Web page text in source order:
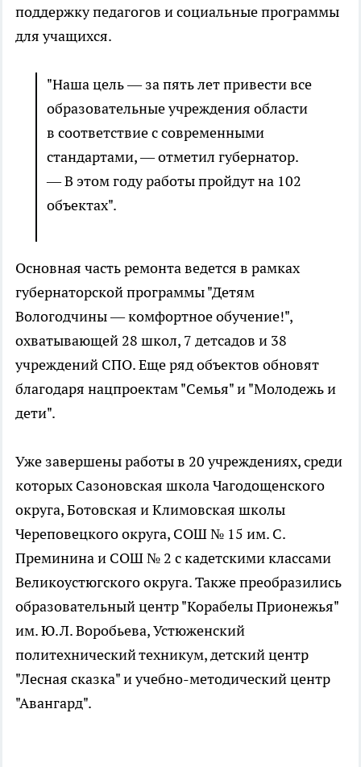
поддержку педагогов и социальные программы
для учащихся.
"Наша цель — за пять лет привести все
образовательные учреждения области
в соответствие с современными
стандартами, — отметил губернатор.
— В этом году работы пройдут на 102
объектах".
Основная часть ремонта ведется в рамках
губернаторской программы "Детям
Вологодчины — комфортное обучение!",
охватывающей 28 школ, 7 детсадов и 38
учреждений СПО. Еще ряд объектов обновят
благодаря нацпроектам "Семья" и "Молодежь и
дети".
Уже завершены работы в 20 учреждениях, среди
которых Сазоновская школа Чагодощенского
округа, Ботовская и Климовская школы
Череповецкого округа, СОШ № 15 им. С.
Преминина и СОШ № 2 с кадетскими классами
Великоустюгского округа. Также преобразились
образовательный центр "Корабелы Прионежья"
им. Ю.Л. Воробьева, Устюженский
политехнический техникум, детский центр
"Лесная сказка" и учебно-методический центр
"Авангард".